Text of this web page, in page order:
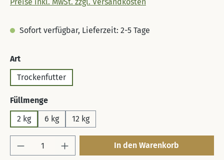
Preise inkl. MwSt. zzgl. Versandkosten
Sofort verfügbar, Lieferzeit: 2-5 Tage
Artauswählen
Trockenfutter
Füllmengeauswählen
2 kg
6 kg 12 kg
Produkt Anzahl: Gib den gewünschten
In den Warenkorb